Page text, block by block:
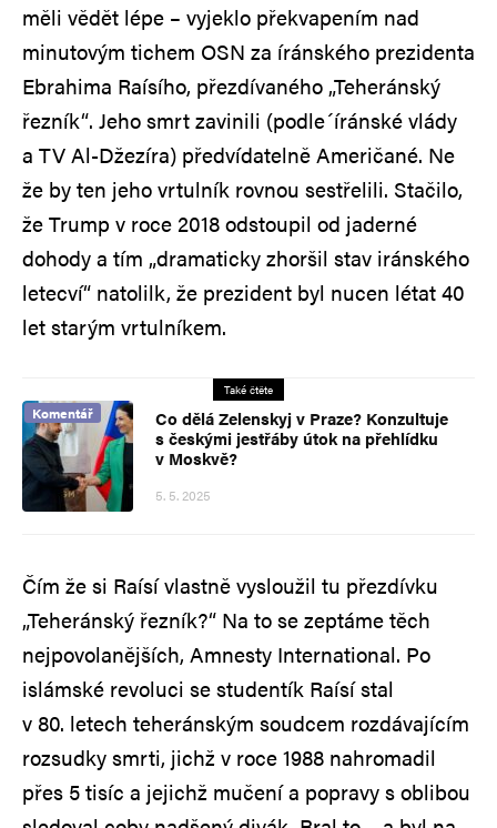
měli vědět lépe – vyjeklo překvapením nad
minutovým tichem OSN za íránského prezidenta
Ebrahima Raísího, přezdívaného „Teheránský
řezník“. Jeho smrt zavinili (podle´íránské vlády
a TV Al-Džezíra) předvídatelně Američané. Ne
že by ten jeho vrtulník rovnou sestřelili. Stačilo,
že Trump v roce 2018 odstoupil od jaderné
dohody a tím „dramaticky zhoršil stav iránského
letecví“ natolilk, že prezident byl nucen létat 40
let starým vrtulníkem.
Také čtěte
Komentář
Co dělá Zelenskyj v Praze? Konzultuje
s českými jestřáby útok na přehlídku
v Moskvě?
5. 5. 2025
Čím že si Raísí vlastně vysloužil tu přezdívku
„Teheránský řezník?“ Na to se zeptáme těch
nejpovolanějších, Amnesty International. Po
islámské revoluci se studentík Raísí stal
v 80. letech teheránským soudcem rozdávajícím
rozsudky smrti, jichž v roce 1988 nahromadil
přes 5 tisíc a jejichž mučení a popravy s oblibou